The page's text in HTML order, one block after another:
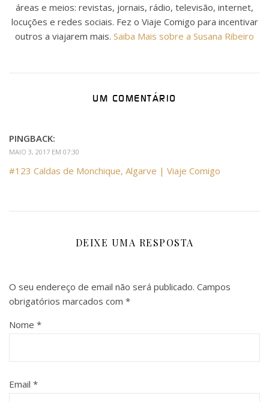
áreas e meios: revistas, jornais, rádio, televisão, internet,
locuções e redes sociais. Fez o Viaje Comigo para incentivar
outros a viajarem mais. Saiba Mais sobre a Susana Ribeiro
UM COMENTÁRIO
PINGBACK:
MAIO 3, 2017 EM 07:30
#123 Caldas de Monchique, Algarve | Viaje Comigo
DEIXE UMA RESPOSTA
O seu endereço de email não será publicado. Campos
obrigatórios marcados com *
Nome *
Email *